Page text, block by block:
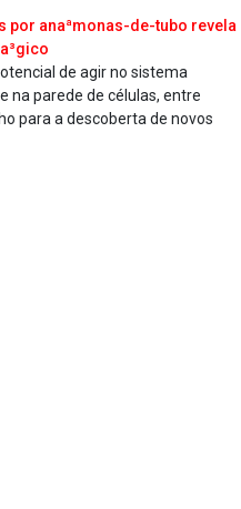
por anaªmonas-de-tubo revela
de agir no sistema
na parede de células, entre
para a descoberta de novos